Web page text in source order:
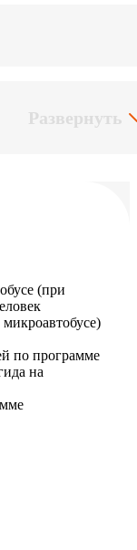
Развернуть
(при
по программе
на